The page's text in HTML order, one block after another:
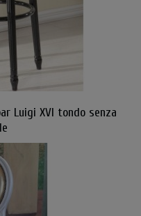
Luigi XVI tondo senza